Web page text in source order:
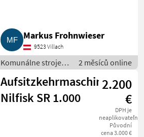
Markus Frohnwieser
9523 Villach
Komunálne stroje /
Zametací stroj
2 měsíců online
Aufsitzkehrmaschine
Nilfisk SR 1.000
2.200
€
DPH je
neaplikovateľné
Původní
cena 3.000 €